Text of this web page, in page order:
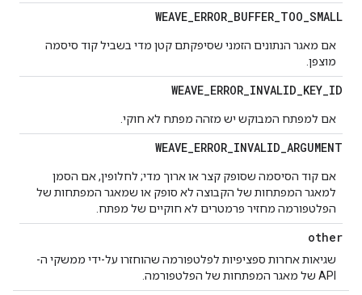
WEAVE_ERROR_BUFFER_TOO_SMALL
אם מאגר הנתונים הזמני שסיפקתם קטן מדי בשביל קוד סיסמה
מוצפן.
WEAVE_ERROR_INVALID_KEY_ID
אם למפתח המבוקש יש מזהה מפתח לא חוקי.
WEAVE_ERROR_INVALID_ARGUMENT
אם קוד הסיסמה שסופק קצר או ארוך מדי; לחלופין, אם הסמן
למאגר המפתחות של הקבוצה לא סופק או שמאגר המפתחות של
הפלטפורמה מחזיר פרמטרים לא חוקיים של מפתח.
other
שגיאות אחרות ספציפיות לפלטפורמה שהוחזרו על-ידי ממשקי ה-
API של מאגר המפתחות של הפלטפורמה.